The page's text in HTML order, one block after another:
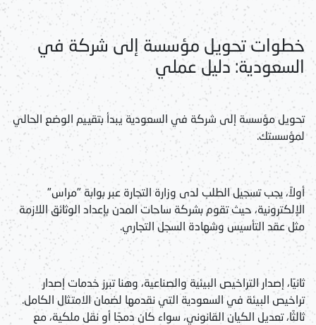
خطوات تحويل مؤسسة إلى شركة في
السعودية: دليل عملي
تحويل مؤسسة إلى شركة في السعودية يبدأ بتقييم الوضع الحالي
لمؤسستك.
أولاً، يجب تسجيل الطلب لدى وزارة التجارة عبر بوابة "مراس"
الإلكترونية، حيث تقوم بشركة ساحات المدن بإعداد الوثائق اللازمة
مثل عقد التأسيس وشهادة السجل التجاري.
ثانيًا، إصدار التراخيص البيئية والصناعية، وهنا تبرز خدمات إصدار
تراخيص البيئة في السعوديةالتي نقدمها لضمان الامتثال الكامل.
ثالثًا، تعديل الكيان القانوني، سواء كان دمجًا أو نقل ملكية، مع